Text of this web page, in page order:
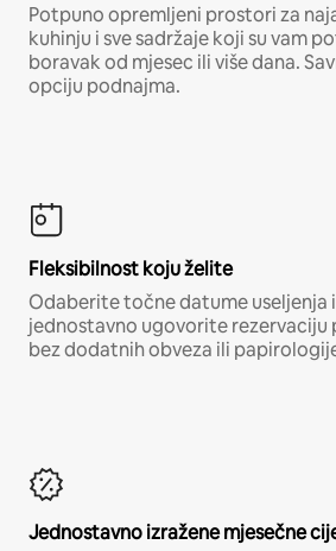
Potpuno opremljeni prostori za
kuhinju i sve sadržaje koji su vam
boravak od mjesec ili više dana.
opciju podnajma.
Fleksibilnost koju želite
Odaberite točne datume useljenja
jednostavno ugovorite
bez dodatnih obveza ili
Jednostavno izražene mjesečne